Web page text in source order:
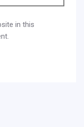
in this